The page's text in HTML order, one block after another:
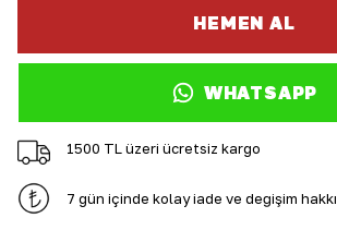
HEMEN AL
WHATSAPP
1500 TL üzeri ücretsiz kargo
7 gün içinde kolay iade ve değişim hakkı